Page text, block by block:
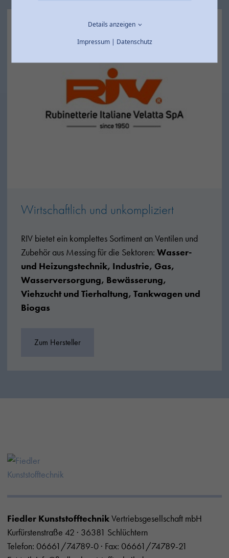
Wirtschaftlich und unkompliziert
RIV bietet ein komplettes Sortiment an Ventilen und
Zubehör aus Messing für die Sektoren: Wasser-
und Heizungstechnik, Industrie, Gas,
Wasserversorgung, Bewässerung,
Viehzucht und Tierhaltung, Tankwagen und
Biogas
Zum Hersteller
Fiedler KunststofftechnikVertriebsgesellschaft mbH
Kurfürstenstraße 42 · 36381 Schlüchtern
Telefon: 06661/74789-0 · Fax: 06661/74789-21
Details anzeigen
Impressum| Datenschutz